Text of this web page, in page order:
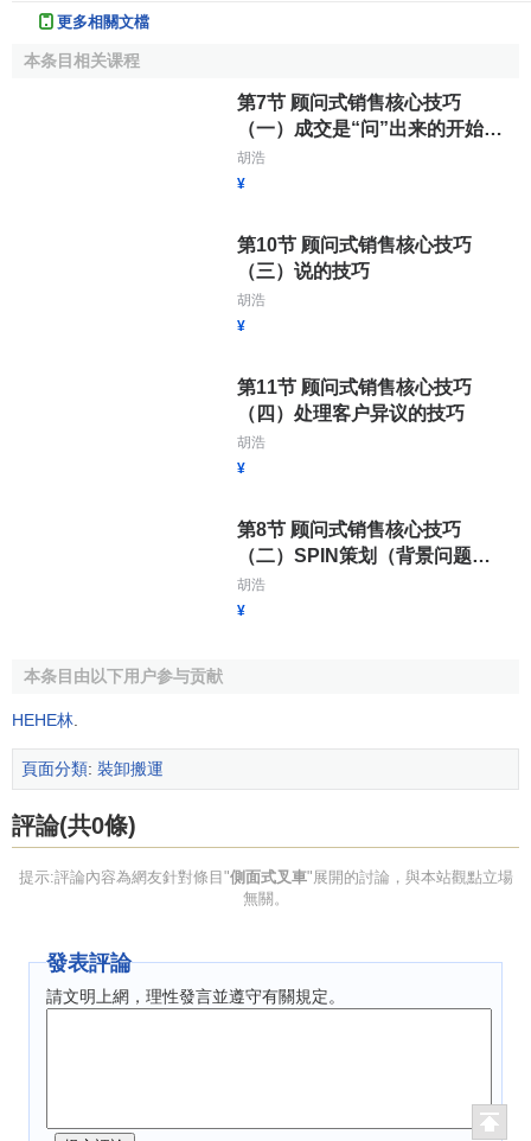
更多相關文檔
本条目相关课程
第7节 顾问式销售核心技巧
（一）成交是“问”出来的开始学
习
胡浩
¥
第10节 顾问式销售核心技巧
（三）说的技巧
胡浩
¥
第11节 顾问式销售核心技巧
（四）处理客户异议的技巧
胡浩
¥
第8节 顾问式销售核心技巧
（二）SPIN策划（背景问题与
难点问题）
胡浩
¥
本条目由以下用户参与贡献
HEHE林.
頁面分類: 裝卸搬運
評論(共0條)
提示:評論內容為網友針對條目"側面式叉車"展開的討論，與本站觀點立場
無關。
發表評論
請文明上網，理性發言並遵守有關規定。